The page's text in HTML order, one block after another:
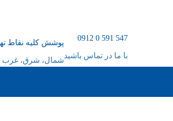
547 591 0 0912
با ما در تماس باشید
پوشش کلیه نقاط
شمال، شرق، غرب